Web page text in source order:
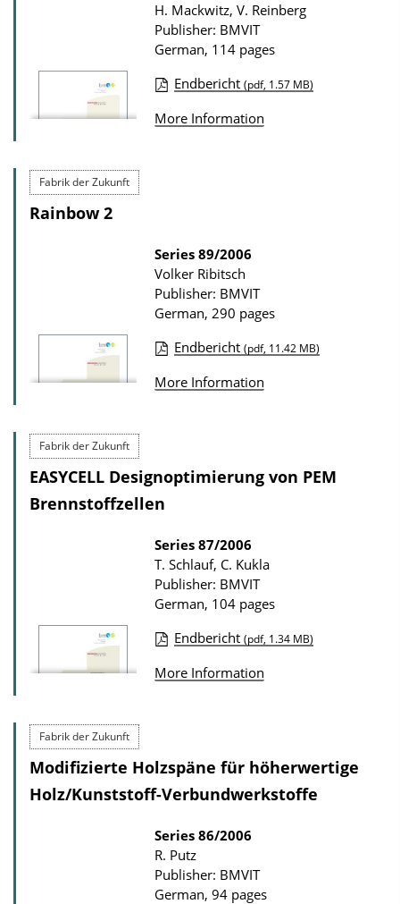
n
D
w
n
s
H. Mackwitz, V. Reinberg
Publisher: BMVIT
German, 114 pages
u
a
t
i
n
D
l
o
d
s
Endbericht (pdf, 1.57 MB)
More Information
Fabrik der Zukunft
Rainbow 2
Series 89/2006
Volker Ribitsch
Publisher: BMVIT
German, 290 pages
u
i
t
i
o
D
o
o
a
s
Endbericht (pdf, 11.42 MB)
More Information
Fabrik der Zukunft
EASYCELL Designoptimierung von PEM
Brennstoffzellen
Series 87/2006
T. Schlauf, C. Kukla
Publisher: BMVIT
German, 104 pages
u
i
c
t
i
o
Endbericht (pdf, 1.34 MB)
More Information
Fabrik der Zukunft
Modifizierte Holzspäne für höherwertige
Holz/Kunststoff-Verbundwerkstoffe
Series 86/2006
R. Putz
Publisher: BMVIT
German, 94 pages